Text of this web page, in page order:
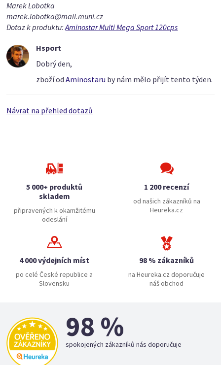
Marek Lobotka
marek.lobotka@mail.muni.cz
Dotaz k produktu:Aminostar Multi Mega Sport 120cps
Hsport
Dobrý den,
zboží odAminostaru by nám mělo přijít tento týden.
Návrat na přehled dotazů
5 000+ produktů
skladem
připravených k okamžitému
odeslání
1 200 recenzí
od našich zákazníků na
Heureka.cz
4 000 výdejních míst
po celé České republice a
Slovensku
98 % zákazníků
na Heureka.cz doporučuje
náš obchod
98 %
spokojených zákazníků nás doporučuje